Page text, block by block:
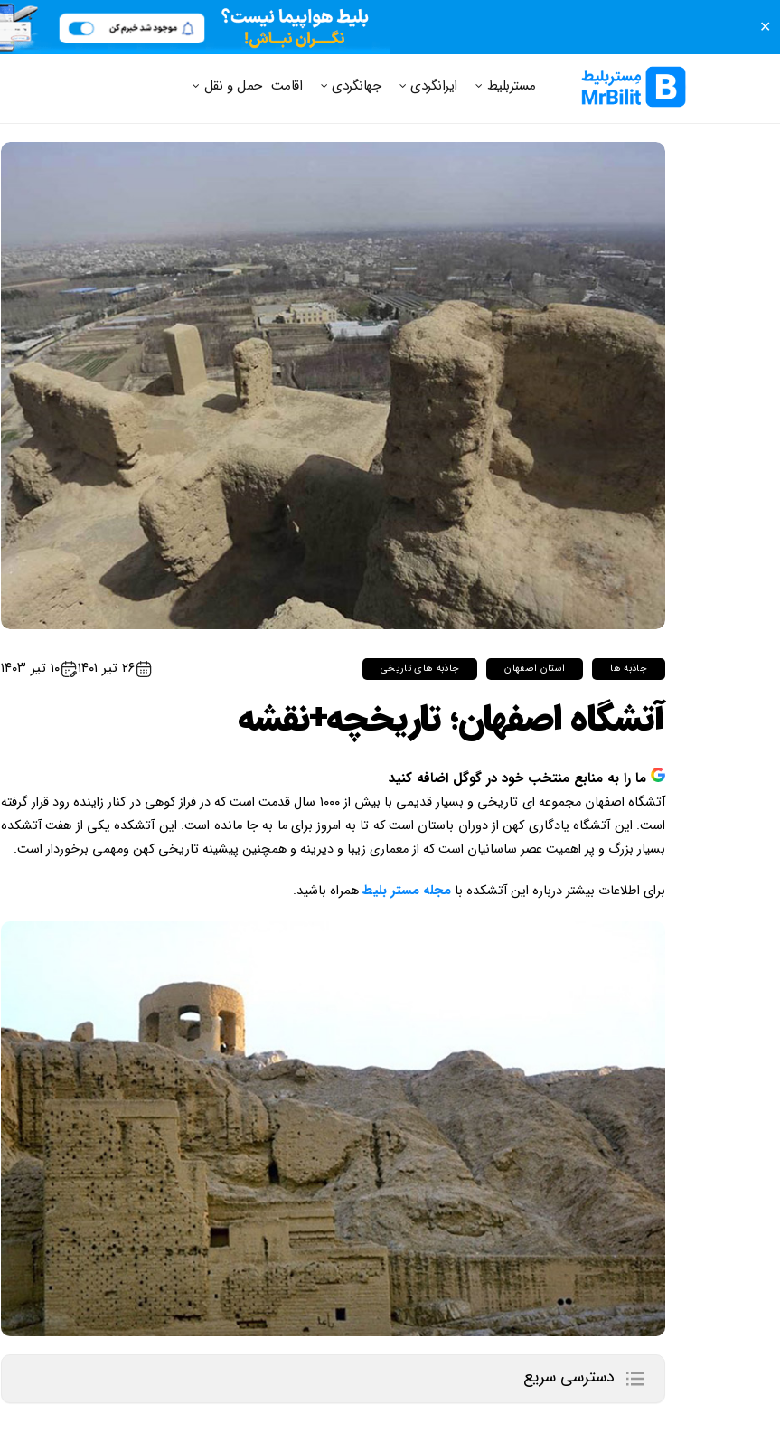
✕
مستر بلیط مجله مستر بلیط پرسش های متداول
مستربلیط ایرانگردی جهانگردی اقامت حمل و نقل
جاذبه ها استان اصفهان جاذبه های تاریخی ۲۶ تیر ۱۴۰۱ ۱۰ تیر ۱۴۰۳
آتشگاه اصفهان؛ تاریخچه+نقشه
ما را به منابع منتخب خود در گوگل اضافه کنید
آتشگاه اصفهان مجموعه ای تاریخی و بسیار قدیمی با بیش از ۱۰۰۰ سال قدمت است که در فراز کوهی در کنار زاینده رود قرار گرفته
است. این آتشگاه یادگاری کهن از دوران باستان است که تا به امروز برای ما به جا مانده است. این آتشکده یکی از هفت آتشکده
بسیار بزرگ و پر اهمیت عصر ساسانیان است که از معماری زیبا و دیرینه و همچنین پیشینه تاریخی کهن ومهمی برخوردار است.
برای اطلاعات بیشتر درباره این آتشکده با مجله مستر بلیطهمراه باشید.
دسترسی سریع